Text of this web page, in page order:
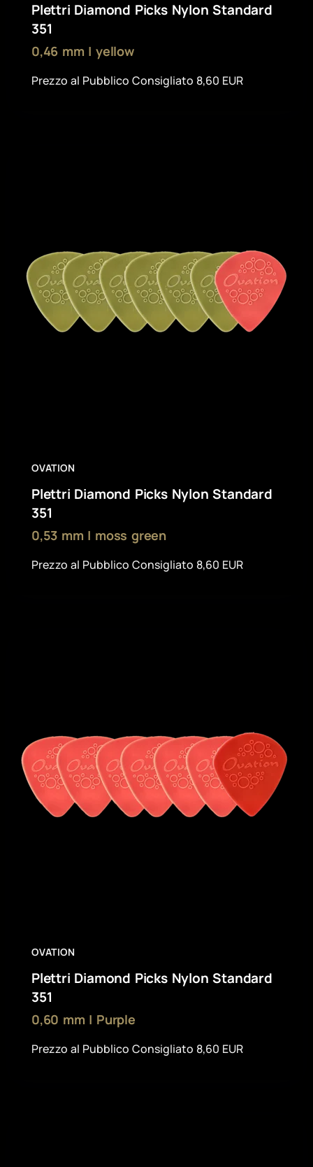
Plettri Diamond Picks Nylon Standard
351
0,46 mm | yellow
Prezzo al Pubblico Consigliato 8,60 EUR
OVATION
Plettri Diamond Picks Nylon Standard
351
0,53 mm | moss green
Prezzo al Pubblico Consigliato 8,60 EUR
OVATION
Plettri Diamond Picks Nylon Standard
351
0,60 mm | Purple
Prezzo al Pubblico Consigliato 8,60 EUR